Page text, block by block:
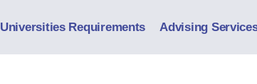
Universities Requirements Advising